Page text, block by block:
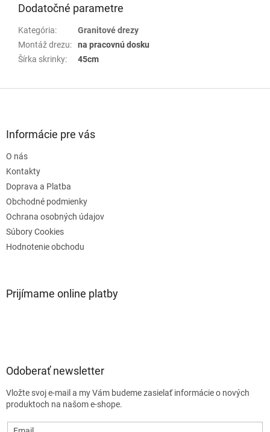
Dodatočné parametre
Kategória:
Granitové drezy
Montáž drezu:
na pracovnú dosku
Šírka skrinky: 45cm
Informácie pre vás
O nás
Kontakty
Doprava a Platba
Obchodné podmienky
Ochrana osobných údajov
Súbory Cookies
Hodnotenie obchodu
Prijímame online platby
Odoberať newsletter
Vložte svoj e-mail a my Vám budeme zasielať informácie o nových
produktoch na našom e-shope.